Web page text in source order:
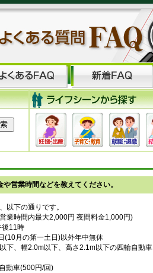
営業時間などを教えてください。
以下の通りです。
業時間内最大2,000円 夜間料金1,000円)
後11時
(10月の第一土日)以外年中無休
下、幅2.0m以下、高さ2.1m以下の四輪自動車
動車(500円/回)